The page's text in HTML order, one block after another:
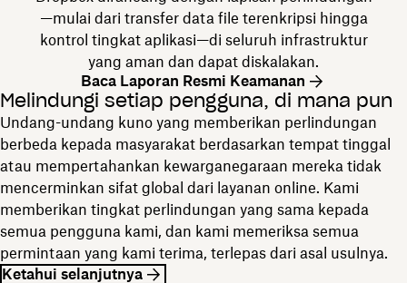
—mulai dari transfer data file terenkripsi hingga
kontrol tingkat aplikasi—di seluruh infrastruktur
yang aman dan dapat diskalakan.
Baca Laporan Resmi Keamanan
Melindungi setiap pengguna, di mana pun
Undang-undang kuno yang memberikan perlindungan
berbeda kepada masyarakat berdasarkan tempat tinggal
atau mempertahankan kewarganegaraan mereka tidak
mencerminkan sifat global dari layanan online. Kami
memberikan tingkat perlindungan yang sama kepada
semua pengguna kami, dan kami memeriksa semua
permintaan yang kami terima, terlepas dari asal usulnya.
Ketahui selanjutnya